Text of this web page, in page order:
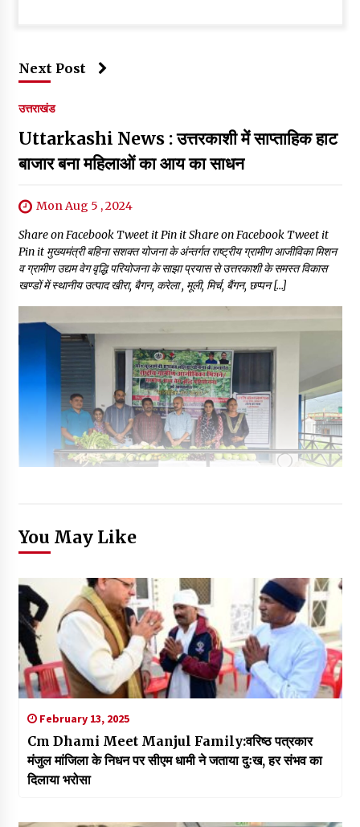
Next Post
उत्तराखंड
Uttarkashi News : उत्तरकाशी में साप्ताहिक हाट
बाजार बना महिलाओं का आय का साधन
Mon Aug 5 , 2024
Share on Facebook Tweet it Pin it Share on Facebook Tweet it
Pin it मुख्यमंत्री बहिना सशक्त योजना के अंन्तर्गत राष्ट्रीय ग्रामीण आजीविका मिशन
व ग्रामीण उद्यम वेग वृद्धि परियोजना के साझा प्रयास से उत्तरकाशी के समस्त विकास
खण्डों में स्थानीय उत्पाद खीरा, बैगन, करेला , मूली, मिर्च, बैंगन, छप्पन […]
You May Like
February 13, 2025
Cm Dhami Meet Manjul Family:वरिष्ठ पत्रकार
मंजुल मांजिला के निधन पर सीएम धामी ने जताया दुःख, हर संभव का
दिलाया भरोसा